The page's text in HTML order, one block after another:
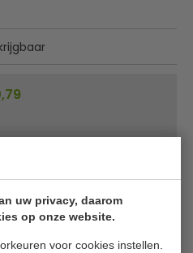
uw privacy, daarom
op onze website.
voor cookies instellen.
met Klarna